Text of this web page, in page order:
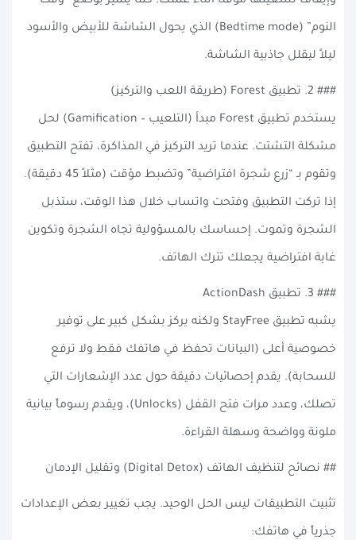
النوم” (Bedtime mode) الذي يحول الشاشة للأبيض والأسود
ليلاً ليقلل جاذبية الشاشة.
### 2. تطبيق Forest (طريقة اللعب والتركيز)
يستخدم تطبيق Forest مبدأ (التلعيب – Gamification) لحل
مشكلة التشتت. عندما تريد التركيز في المذاكرة، تفتح التطبيق
وتقوم بـ “زرع شجرة افتراضية” وتضبط مؤقت (مثلاً 45 دقيقة).
إذا تركت التطبيق وفتحت واتساب خلال هذا الوقت، ستذبل
الشجرة وتموت. إحساسك بالمسؤولية تجاه الشجرة وتكوين
غابة افتراضية يجعلك تترك الهاتف.
### 3. تطبيق ActionDash
يشبه تطبيق StayFree ولكنه يركز بشكل كبير على توفير
خصوصية أعلى (البيانات تحفظ في هاتفك فقط ولا ترفع
للسحابة). يقدم إحصائيات دقيقة حول عدد الإشعارات التي
تصلك، وعدد مرات فتح القفل (Unlocks)، ويقدم رسوماً بيانية
ملونة وواضحة وسهلة القراءة.
## نصائح لتنظيف الهاتف (Digital Detox) وتقليل الإدمان
تثبيت التطبيقات ليس الحل الوحيد. يجب تغيير بعض الإعدادات
جذرياً في هاتفك: